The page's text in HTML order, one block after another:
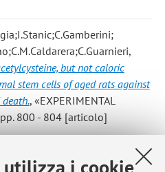
i cookie
,
but not caloric
stem cells of aged rats against
, «EXPERIMENTAL
pp. 800 - 804 [articolo]
metabolism and the